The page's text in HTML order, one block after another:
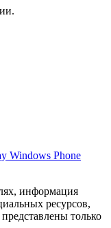
Windows Phone
информация
ресурсов,
только